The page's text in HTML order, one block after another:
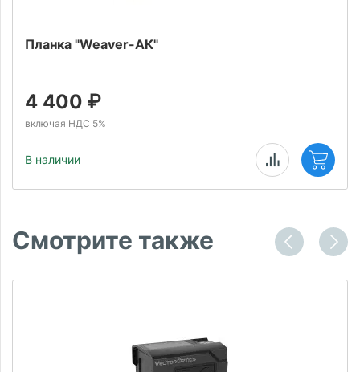
Планка "Weaver-АК"
4 400 ₽
включая НДС 5%
В наличии
Смотрите также